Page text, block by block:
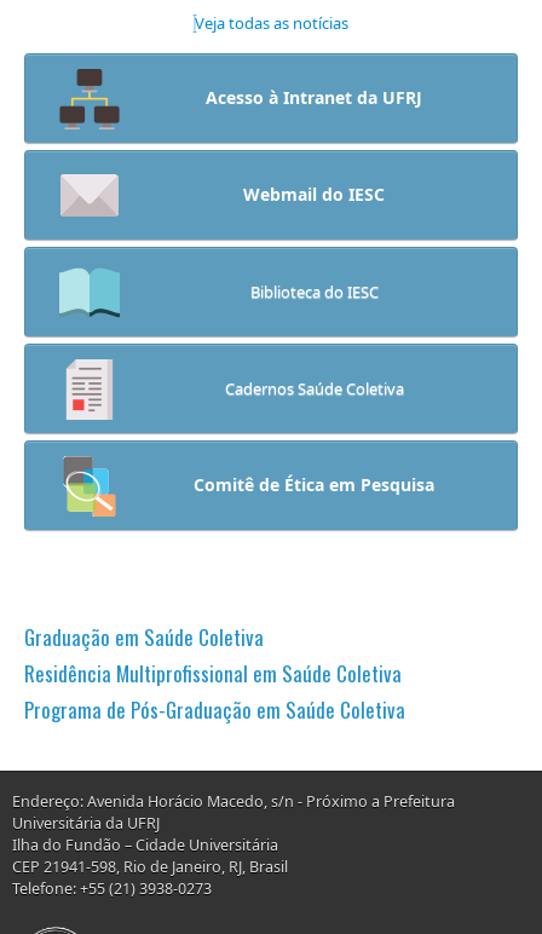
Veja todas as notícias
Acesso à Intranet da UFRJ
Webmail do IESC
Biblioteca do IESC
Cadernos Saúde Coletiva
Comitê de Ética em Pesquisa
Graduação em Saúde Coletiva
Residência Multiprofissional em Saúde Coletiva
Programa de Pós-Graduação em Saúde Coletiva
Endereço: Avenida Horácio Macedo, s/n - Próximo a Prefeitura
Universitária da UFRJ
Ilha do Fundão – Cidade Universitária
CEP 21941-598, Rio de Janeiro, RJ, Brasil
Telefone: +55 (21) 3938-0273